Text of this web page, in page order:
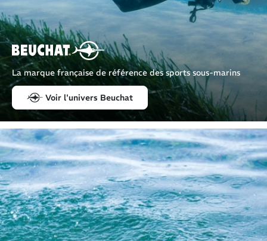
La marque française de référence des sports sous-marins
Voir l'univers Beuchat